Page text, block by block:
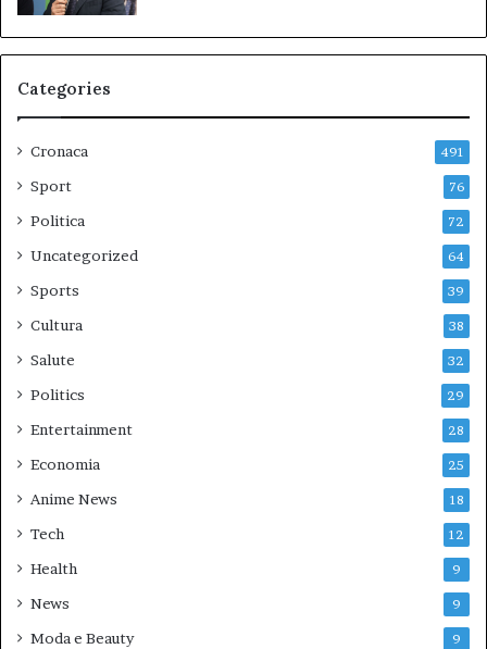
Categories
Cronaca 491
Sport 76
Politica 72
Uncategorized 64
Sports 39
Cultura 38
Salute 32
Politics 29
Entertainment 28
Economia 25
Anime News 18
Tech 12
Health 9
News 9
Moda e Beauty 9